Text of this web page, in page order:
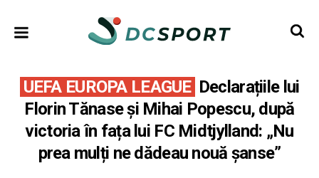
UEFA EUROPA LEAGUE Declarațiile lui
Florin Tănase și Mihai Popescu, după
victoria în fața lui FC Midtjylland: „Nu
prea mulți ne dădeau nouă șanse”